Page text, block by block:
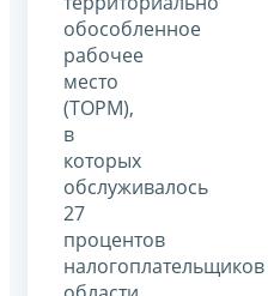
обособленное
рабочее
место
(ТОРМ),
в
которых
обслуживалось
27
процентов
налогоплательщиков